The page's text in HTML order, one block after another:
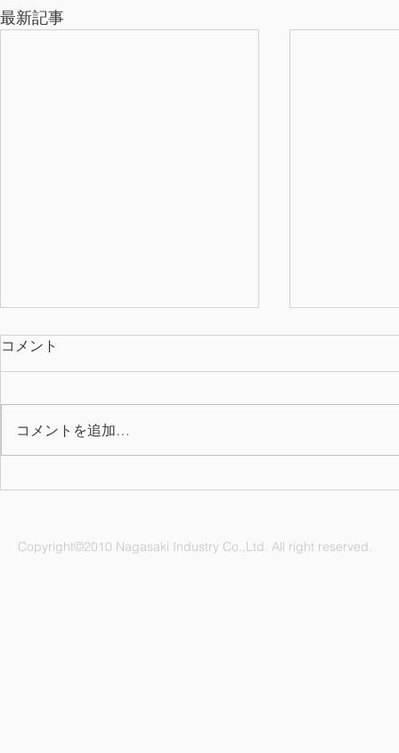
最新記事
お氷代・お
コメント
コメントを追加…
Copyright©2010 Nagasaki Industry Co.,Ltd. All right reserved.